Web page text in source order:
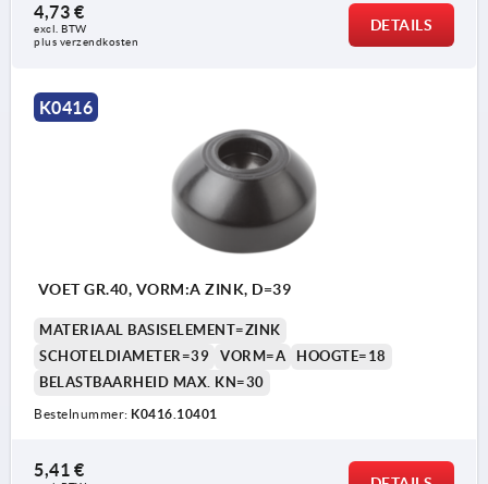
antislipplaat
Vorm B zonder bevestigingsgat met antislipplaat
Vorm C met bevestigingsgat (open) zonder
Vorm D met bevestigingsgat (open) met
antislipplaat
1) vanaf voetplaat Ø 80
4,73 €
excl. BTW
plus verzendkosten
DETAILS
K0416
VOET GR.40, VORM:A ZINK, D=39
MATERIAAL BASISELEMENT=ZINK
SCHOTELDIAMETER=39
VORM=A
HOOGTE=18
BELASTBAARHEID MAX. KN=30
Bestelnummer: K0416.10401
5,41 €